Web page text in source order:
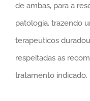
de ambas, para a
patologia, trazendo
terapeuticos
respeitadas as
tratamento indicado.